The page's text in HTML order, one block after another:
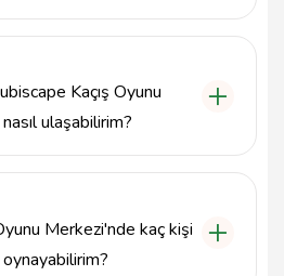
hem de akıl yürütme
sunar.
Kaçış Oyunu
ulaşabilirim?
seçeneklerini tercih
Merkezi'nde kaç kişi